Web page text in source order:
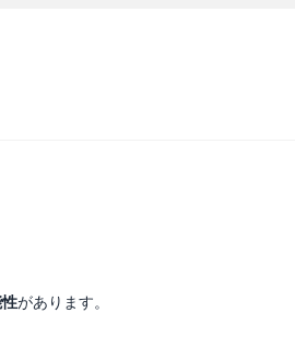
があります。